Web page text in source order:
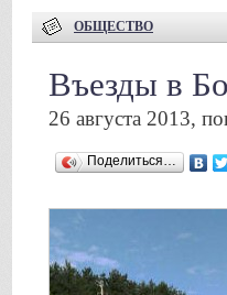
ОБЩЕСТВО
Въезды в
26 августа 2013,
Поделиться…